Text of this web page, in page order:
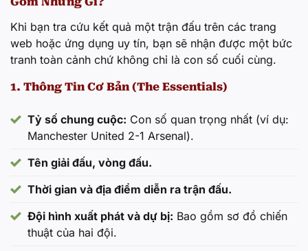
Copa do Brasil
Cruzeiro 2-0 Chapecoense SC
0.90 0.30 0.20
0.60 0.80 0.20
Argentine Division 1
Boca Juniors 1-0
Plata
0.80
1.60
1.20 1.90
Universidad de
0.40
1.00 0.90
1.70 0.50 1.00
Khi bạn tra cứu kết quả một trận đấu trên các trang
web hoặc ứng dụng uy tín, bạn sẽ nhận được một bức
tranh toàn cảnh chứ không chỉ là con số cuối cùng.
1. Thông Tin Cơ Bản (The Essentials)
Tỷ số chung cuộc: Con số quan trọng nhất (ví dụ:
Manchester United 2-1 Arsenal).
Tên giải đấu, vòng đấu.
Thời gian và địa điểm diễn ra trận đấu.
Đội hình xuất phát và dự bị: Bao gồm sơ đồ chiến
thuật của hai đội.